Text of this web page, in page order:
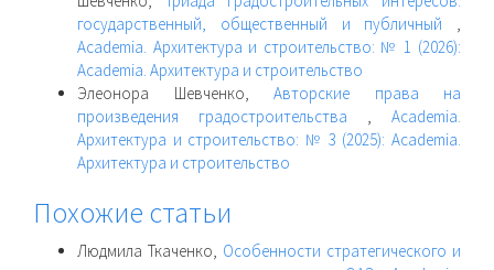
государственный, общественный и публичный ,
Academia. Архитектура и строительство: № 1 (2026):
Academia. Архитектура и строительство
Элеонора Шевченко, Авторские права на
произведения градостроительства , Academia.
Архитектура и строительство: № 3 (2025): Academia.
Архитектура и строительство
Похожие статьи
Людмила Ткаченко, Особенности стратегического и